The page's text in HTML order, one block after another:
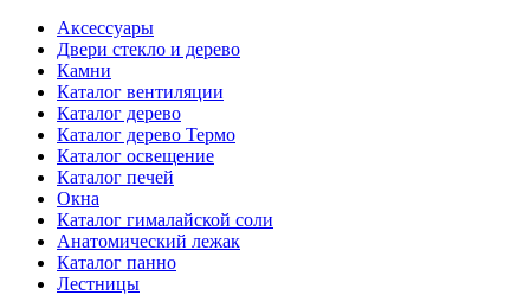
Аксессуары
Двери стекло и дерево
Камни
Каталог вентиляции
Каталог дерево
Каталог дерево Термо
Каталог освещение
Каталог печей
Окна
Каталог гималайской соли
Анатомический лежак
Каталог панно
Лестницы